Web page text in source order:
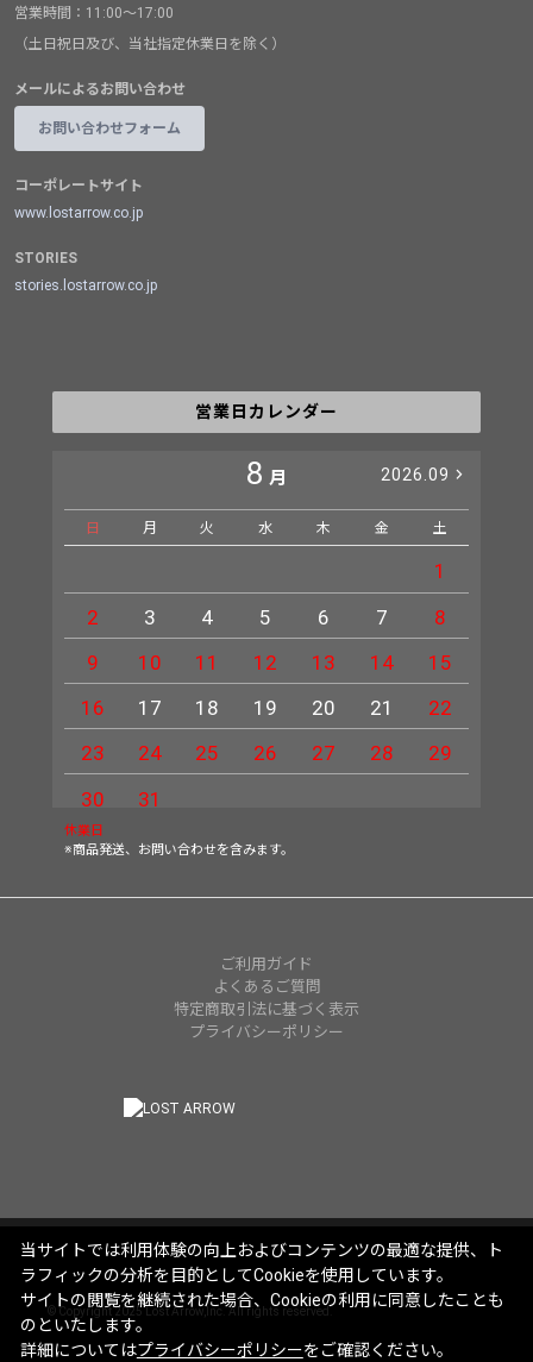
営業時間：11:00～17:00
（土日祝日及び、当社指定休業日を除く）
メールによるお問い合わせ
お問い合わせフォーム
コーポレートサイト
www.lostarrow.co.jp
STORIES
stories.lostarrow.co.jp
営業日カレンダー
8 月 2026.09
日 月 火 水 木 金 土
1
2
3 4 5 6 7
8
9
10 11 12 13 14
15
16
17 18 19 20 21
22
23
24 25 26 27 28
29
30
31
休業日
※商品発送、お問い合わせを含みます。
ご利用ガイド
よくあるご質問
特定商取引法に基づく表示
プライバシーポリシー
© Copyright 2025 Lost Arrow,Inc. All rights reserved.
当サイトでは利用体験の向上およびコンテンツの最適な提供、ト
ラフィックの分析を目的としてCookieを使用しています。
サイトの閲覧を継続された場合、Cookieの利用に同意したことも
のといたします。
詳細についてはプライバシーポリシーをご確認ください。